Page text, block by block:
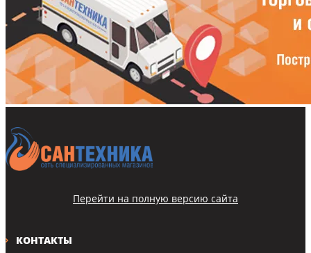
КОНТАКТЫ
Перейти на полную версию сайта